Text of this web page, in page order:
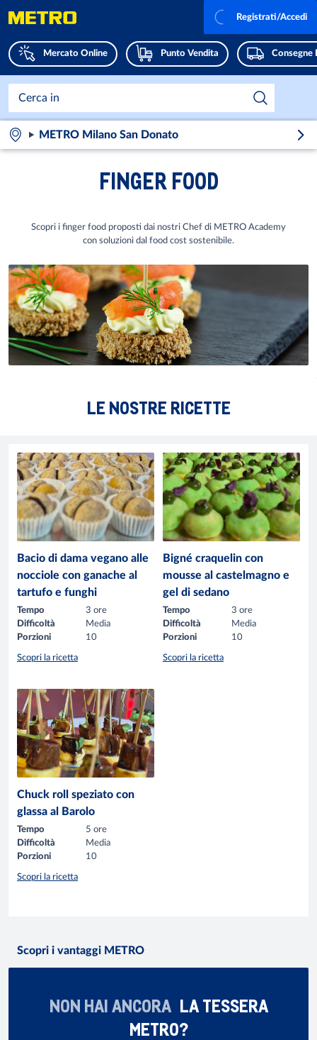
Mercato Online Punto Vendita Consegne
Registrati/Accedi
METRO Milano San Donato
FINGER FOOD
Scopri i finger food proposti dai nostri Chef di METRO Academy
con soluzioni dal food cost sostenibile.
LE NOSTRE RICETTE
Bacio di dama vegano alle
nocciole con ganache al
tartufo e funghi
Tempo
3 ore
Difficoltà
Media
Porzioni
10
Scopri la ricetta
Bigné craquelin con
mousse al castelmagno e
gel di sedano
Tempo
3 ore
Difficoltà
Media
Porzioni
10
Scopri la ricetta
Chuck roll speziato con
glassa al Barolo
Tempo
5 ore
Difficoltà
Media
Porzioni
10
Scopri la ricetta
Scopri i vantaggi METRO
NON HAI ANCORA LA TESSERA
METRO?